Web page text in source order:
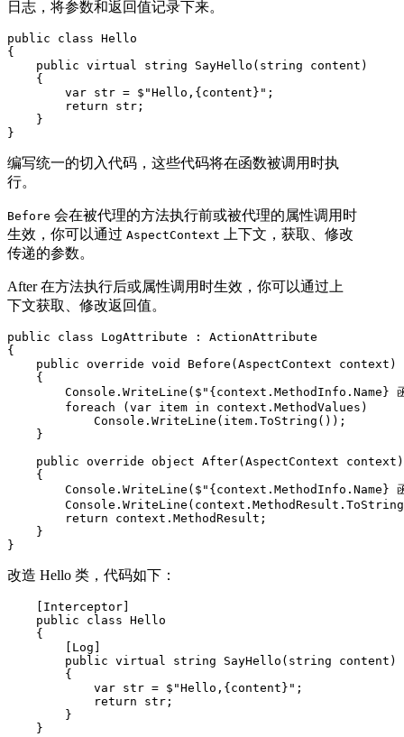
日志，将参数和返回值记录下来。
public class Hello
{
    public virtual string SayHello(string content)
    {
        var str = $"Hello,{content}";
        return str;
    }
}
编写统一的切入代码，这些代码将在函数被调用时执
行。
Before 会在被代理的方法执行前或被代理的属性调用时
生效，你可以通过 AspectContext
上下文，获取、修改
传递的参数。
After 在方法执行后或属性调用时生效，你可以通过上
下文获取、修改返回值。
public class LogAttribute : ActionAttribute
{
    public override void Before(AspectContext context)
    {
Console.WriteLine($"{context.MethodInfo.Name} 函
        foreach (var item in context.MethodValues)
            Console.WriteLine(item.ToString());
    }
    public override object After(AspectContext context)
    {
Console.WriteLine($"{context.MethodInfo.Name} 函
        return context.MethodResult;
    }
}
改造 Hello 类，代码如下：
    [Interceptor]
    public class Hello
    {
        [Log]
        public virtual string SayHello(string content)
        {
            var str = $"Hello,{content}";
            return str;
        }
    }